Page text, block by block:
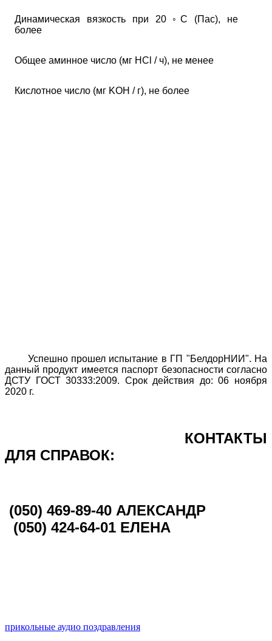
Динамическая вязкость при 20 ◦С (Пас), не
более
Общее аминное число (мг НСl / ч), не менее
Кислотное число (мг KOH / г), не более
Успешно прошел испытание в ГП "БелдорНИИ". На
данный продукт имеется паспорт безопасности согласно
ДСТУ ГОСТ 30333:2009. Срок действия до: 06 ноября
2020 г.
КОНТАКТЫ
ДЛЯ СПРАВОК:
(050) 469-89-40 АЛЕКСАНДР
(050) 424-64-01 ЕЛЕНА
прикольные аудио поздравления